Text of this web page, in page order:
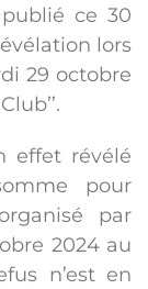
publié ce 30
lors
29 octobre
effet révélé
pour
par
2024 au
n’est en